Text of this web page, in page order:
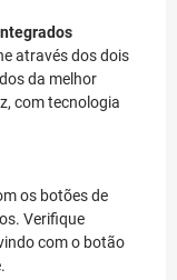
através dos dois
da melhor
com tecnologia
os botões de
Verifique
com o botão